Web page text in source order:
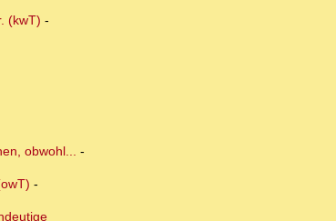
(kwT) -
obwohl... -
-